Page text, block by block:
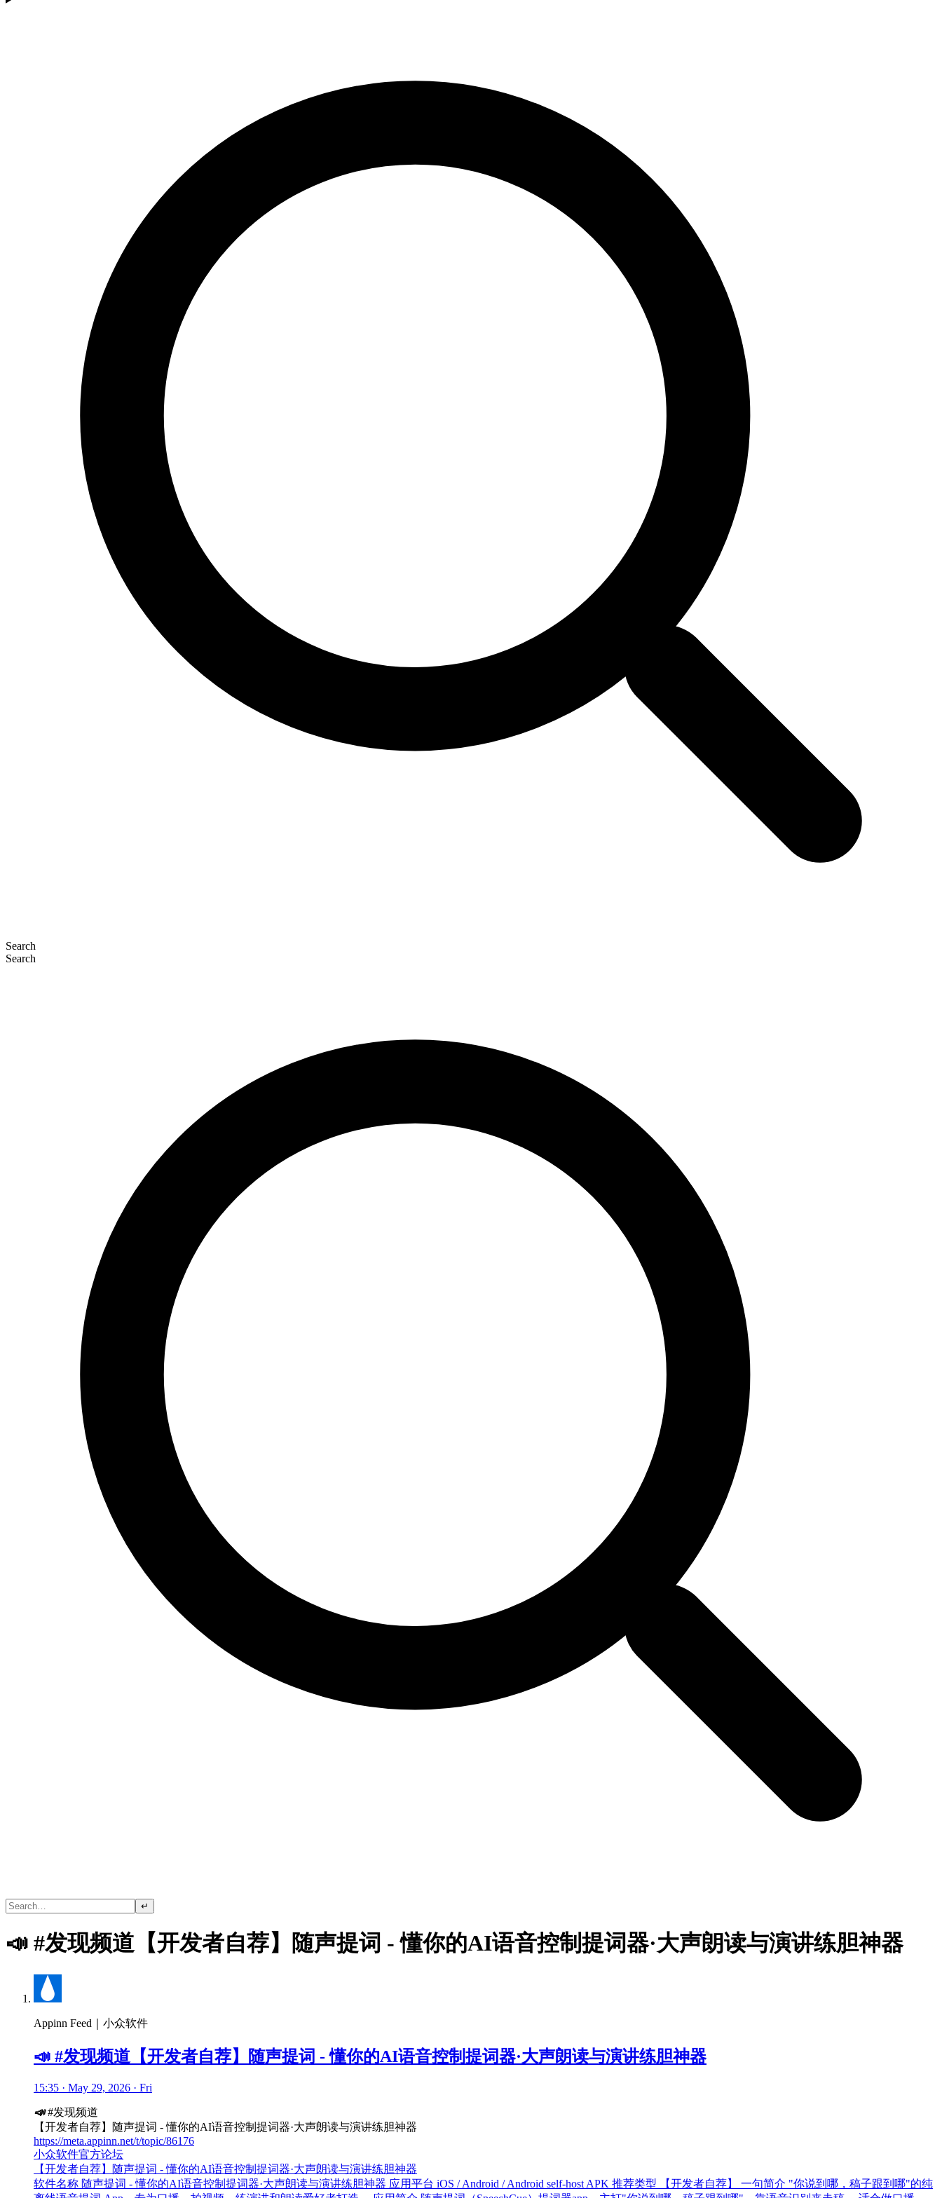
Search
Search
↵
📣 #发现频道【开发者自荐】随声提词 - 懂你的AI语音控制提词器·大声朗读与演讲练胆神器
Appinn Feed｜小众软件
📣 #发现频道【开发者自荐】随声提词 - 懂你的AI语音控制提词器·大声朗读与演讲练胆神器
15:35 · May 29, 2026 · Fri
📣#发现频道
【开发者自荐】随声提词 - 懂你的AI语音控制提词器·大声朗读与演讲练胆神器
https://meta.appinn.net/t/topic/86176
小众软件官方论坛
【开发者自荐】随声提词 - 懂你的AI语音控制提词器·大声朗读与演讲练胆神器
软件名称 随声提词 - 懂你的AI语音控制提词器·大声朗读与演讲练胆神器 应用平台 iOS / Android / Android self-host APK 推荐类型 【开发者自荐】 一句简介 "你说到哪，稿子跟到哪"的纯